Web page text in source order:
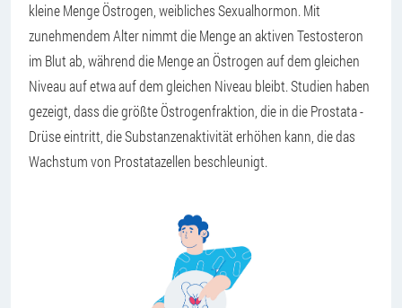
kleine Menge Östrogen, weibliches Sexualhormon. Mit
zunehmendem Alter nimmt die Menge an aktiven Testosteron
im Blut ab, während die Menge an Östrogen auf dem gleichen
Niveau auf etwa auf dem gleichen Niveau bleibt. Studien haben
gezeigt, dass die größte Östrogenfraktion, die in die Prostata -
Drüse eintritt, die Substanzenaktivität erhöhen kann, die das
Wachstum von Prostatazellen beschleunigt.